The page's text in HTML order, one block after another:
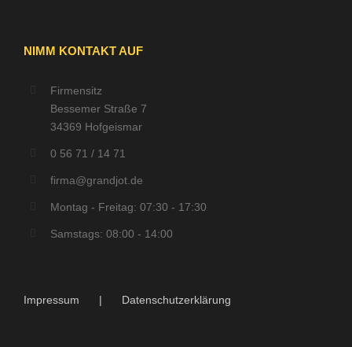
NIMM KONTAKT AUF
Firmensitz
Bessemer Straße 7
34369 Hofgeismar
0 56 71 / 14 71
firma@grandjot.de
Montag - Freitag: 07:30 - 17:30
Samstags: 08:00 - 14:00
Impressum Datenschutzerklärung